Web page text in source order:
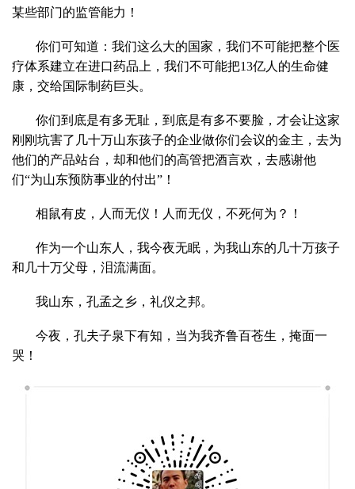
某些部门的监管能力！
你们可知道：我们这么大的国家，我们不可能把整个医
疗体系建立在进口药品上，我们不可能把13亿人的生命健
康，交给国际制药巨头。
你们到底是有多无耻，到底是有多不要脸，才会让这家
刚刚坑害了几十万山东孩子的企业做你们会议的金主，去为
他们的产品站台，却和他们的高管把酒言欢，去感谢他
们“为山东预防事业的付出”！
相鼠有皮，人而无仪！人而无仪，不死何为？！
作为一个山东人，我今夜无眠，为我山东的几十万孩子
和几十万父母，泪流满面。
我山东，孔孟之乡，礼仪之邦。
今夜，孔夫子泉下有知，当为我齐鲁百苍生，掩面一
哭！